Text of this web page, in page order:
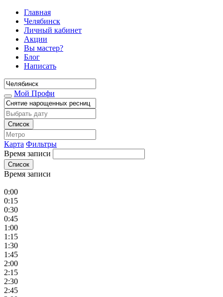
Главная
Челябинск
Личный кабинет
Акции
Вы мастер?
Блог
Написать
Мой Профи
Список
Карта Фильтры
Время записи
Список
Время записи
0:00
0:15
0:30
0:45
1:00
1:15
1:30
1:45
2:00
2:15
2:30
2:45